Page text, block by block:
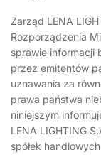
Zarząd LENA
Rozporządzenia
sprawie informacji
przez emitentów
uznawania za
prawa państwa
niniejszym
LENA LIGHTING
spółek